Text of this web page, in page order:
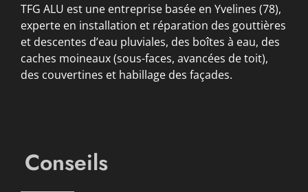
TFG ALU est une entreprise basée en Yvelines (78),
experte en installation et réparation des gouttières
et descentes d’eau pluviales, des boîtes à eau, des
caches moineaux (sous-faces, avancées de toit),
des couvertines et habillage des façades.
Conseils